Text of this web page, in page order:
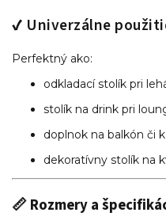
✔ Univerzálne
Perfektný ako:
odkladací stolík pri
stolík na drink pri
doplnok na balkón či
dekoratívny stolík na
📏Rozmery a